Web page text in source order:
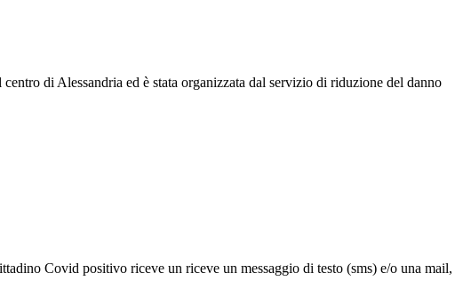
di Alessandria ed è stata organizzata dal servizio di riduzione del danno
Covid positivo riceve un riceve un messaggio di testo (sms) e/o una mail,